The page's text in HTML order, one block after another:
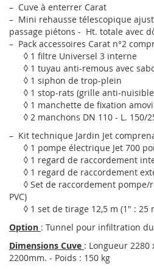
– Cuve à enterrer Carat
– Mini rehausse télescopique
passage piétons - Ht. totale avec
– Pack accessoires Carat n°2
◊ 1 filtre Universel 3 interne
◊ 1 tuyau anti-remous avec
◊ 1 siphon de trop-plein
◊ 1 stop-rats (grille anti-
◊ 1 manchette de fixation
◊ 2 manchons DN 110 - L. 150/
– Kit technique Jardin Jet
◊ 1 pompe électrique Jet 700
◊ 1 regard de raccordement
◊ 1 regard de raccordement
◊ Set de raccordement pompe/
PVC)
◊ 1 set de tirage 12,5 m (1" : 25
Option : Tunnel pour infiltration
Dimensions Cuve : Longueur
2200mm. - Poids : 150 kg